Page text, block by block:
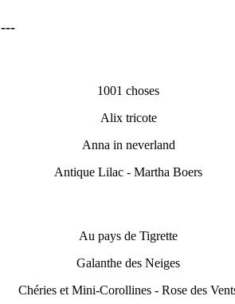
---
1001 choses
Alix tricote
Anna in neverland
Antique Lilac - Martha Boers
Au pays de Tigrette
Galanthe des Neiges
Chéries et Mini-Corollines - Rose des